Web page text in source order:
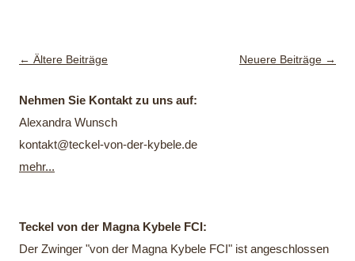
Beitragsnavigation
← Ältere Beiträge Neuere Beiträge →
Nehmen Sie Kontakt zu uns auf:
Alexandra Wunsch
kontakt@teckel-von-der-kybele.de
mehr...
Teckel von der Magna Kybele FCI:
Der Zwinger "von der Magna Kybele FCI" ist angeschlossen